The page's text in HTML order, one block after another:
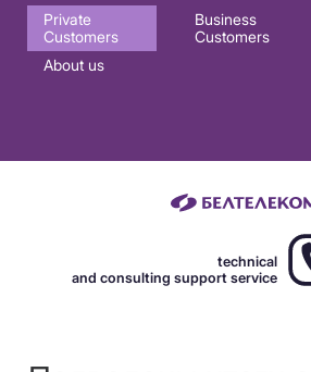
Основная
навигация
Private
Customers
Business
Customers
About us
technical
and consulting support service